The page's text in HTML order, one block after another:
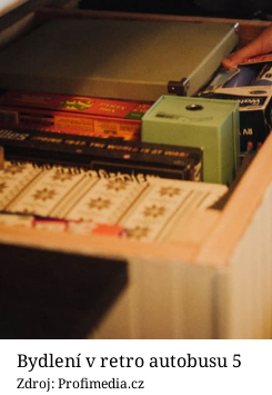
Bydlení v retro autobusu 5
Zdroj: Profimedia.cz